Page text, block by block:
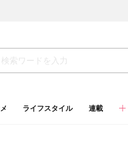
ライフスタイル 連載